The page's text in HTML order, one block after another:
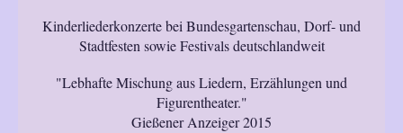
Kinderliederkonzerte bei Bundesgartenschau, Dorf- und
Stadtfesten sowie Festivals deutschlandweit
"Lebhafte Mischung aus Liedern, Erzählungen und
Figurentheater."
Gießener Anzeiger 2015